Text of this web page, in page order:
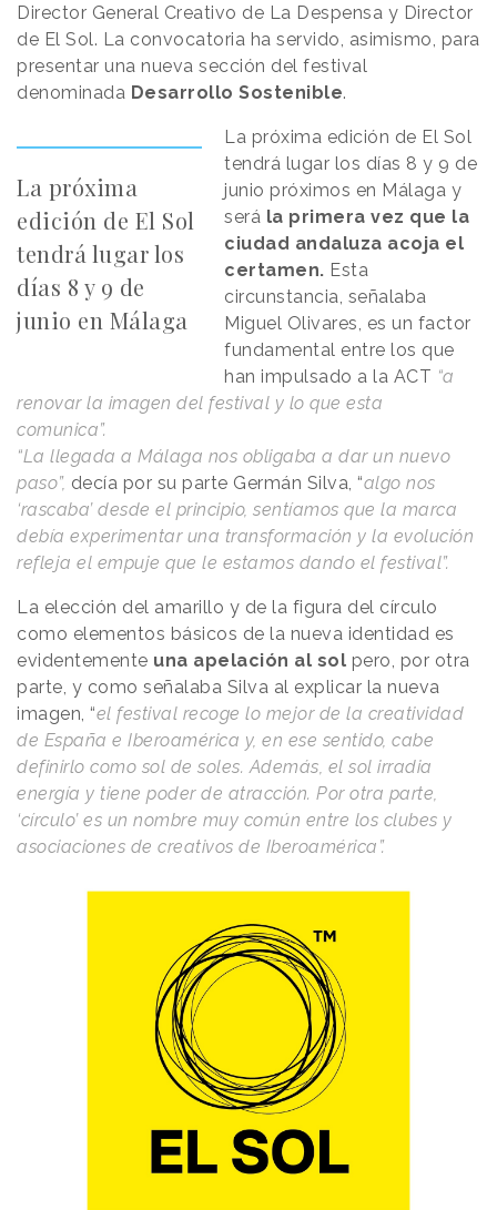
Director General Creativo de La Despensa y Director
de El Sol. La convocatoria ha servido, asimismo, para
presentar una nueva sección del festival
denominada Desarrollo Sostenible.
La próxima
edición de El Sol
tendrá lugar los
días 8 y 9 de
junio en Málaga
La próxima edición de El Sol
tendrá lugar los días 8 y 9 de
junio próximos en Málaga y
será la primera vez que la
ciudad andaluza acoja el
certamen. Esta
circunstancia, señalaba
Miguel Olivares, es un factor
fundamental entre los que
han impulsado a la ACT “a
renovar la imagen del festival y lo que esta
comunica”.
“La llegada a Málaga nos obligaba a dar un nuevo
paso”, decía por su parte Germán Silva, “algo nos
‘rascaba’ desde el principio, sentíamos que la marca
debía experimentar una transformación y la evolución
refleja el empuje que le estamos dando el festival”.
La elección del amarillo y de la figura del círculo
como elementos básicos de la nueva identidad es
evidentemente una apelación al sol pero, por otra
parte, y como señalaba Silva al explicar la nueva
imagen, “el festival recoge lo mejor de la creatividad
de España e Iberoamérica y, en ese sentido, cabe
definirlo como sol de soles. Además, el sol irradia
energía y tiene poder de atracción. Por otra parte,
‘círculo’ es un nombre muy común entre los clubes y
asociaciones de creativos de Iberoamérica”.